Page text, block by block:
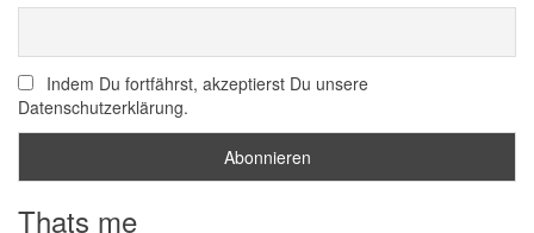
Indem Du fortfährst, akzeptierst Du unsere
Datenschutzerklärung.
Thats me